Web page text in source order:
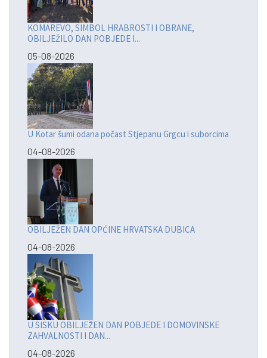
KOMAREVO, SIMBOL HRABROSTI I OBRANE,
OBILJEŽILO DAN POBJEDE I...
05-08-2026
U Kotar šumi odana počast Stjepanu Grgcu i suborcima
04-08-2026
OBILJEŽEN DAN OPĆINE HRVATSKA DUBICA
04-08-2026
U SISKU OBILJEŽEN DAN POBJEDE I DOMOVINSKE
ZAHVALNOSTI I DAN...
04-08-2026